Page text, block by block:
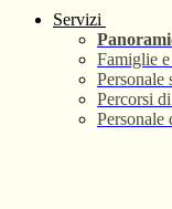
Servizi
Famiglie
Personale
Percorsi
Personale